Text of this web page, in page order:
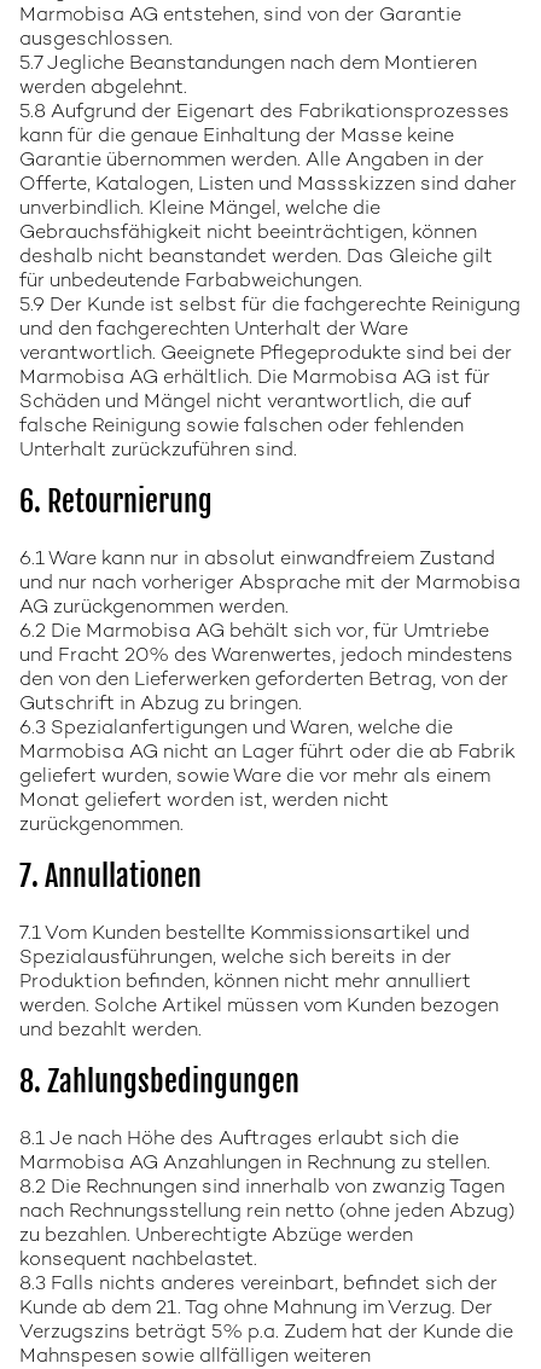
Marmobisa AG entstehen, sind von der Garantie
ausgeschlossen.
5.7 Jegliche Beanstandungen nach dem Montieren
werden abgelehnt.
5.8 Aufgrund der Eigenart des Fabrikationsprozesses
kann für die genaue Einhaltung der Masse keine
Garantie übernommen werden. Alle Angaben in der
Offerte, Katalogen, Listen und Massskizzen sind daher
unverbindlich. Kleine Mängel, welche die
Gebrauchsfähigkeit nicht beeinträchtigen, können
deshalb nicht beanstandet werden. Das Gleiche gilt
für unbedeutende Farbabweichungen.
5.9 Der Kunde ist selbst für die fachgerechte Reinigung
und den fachgerechten Unterhalt der Ware
verantwortlich. Geeignete Pflegeprodukte sind bei der
Marmobisa AG erhältlich. Die Marmobisa AG ist für
Schäden und Mängel nicht verantwortlich, die auf
falsche Reinigung sowie falschen oder fehlenden
Unterhalt zurückzuführen sind.
6. Retournierung
6.1 Ware kann nur in absolut einwandfreiem Zustand
und nur nach vorheriger Absprache mit der Marmobisa
AG zurückgenommen werden.
6.2 Die Marmobisa AG behält sich vor, für Umtriebe
und Fracht 20% des Warenwertes, jedoch mindestens
den von den Lieferwerken geforderten Betrag, von der
Gutschrift in Abzug zu bringen.
6.3 Spezialanfertigungen und Waren, welche die
Marmobisa AG nicht an Lager führt oder die ab Fabrik
geliefert wurden, sowie Ware die vor mehr als einem
Monat geliefert worden ist, werden nicht
zurückgenommen.
7. Annullationen
7.1 Vom Kunden bestellte Kommissionsartikel und
Spezialausführungen, welche sich bereits in der
Produktion befinden, können nicht mehr annulliert
werden. Solche Artikel müssen vom Kunden bezogen
und bezahlt werden.
8. Zahlungsbedingungen
8.1 Je nach Höhe des Auftrages erlaubt sich die
Marmobisa AG Anzahlungen in Rechnung zu stellen.
8.2 Die Rechnungen sind innerhalb von zwanzig Tagen
nach Rechnungsstellung rein netto (ohne jeden Abzug)
zu bezahlen. Unberechtigte Abzüge werden
konsequent nachbelastet.
8.3 Falls nichts anderes vereinbart, befindet sich der
Kunde ab dem 21. Tag ohne Mahnung im Verzug. Der
Verzugszins beträgt 5% p.a. Zudem hat der Kunde die
Mahnspesen sowie allfälligen weiteren